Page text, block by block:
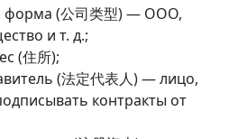
форма (公司类型) — ООО,
и т. д.;
(住所);
(法定代表人) — лицо,
контракты от